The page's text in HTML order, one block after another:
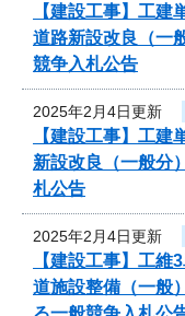
【建設工事】工
道路新設改良（一
競争入札公告
2025年2月4日更新
【建設工事】工
新設改良（一般分
札公告
2025年2月4日更新
【建設工事】工
道施設整備（一般